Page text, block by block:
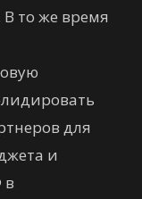
то же время
для
и
в